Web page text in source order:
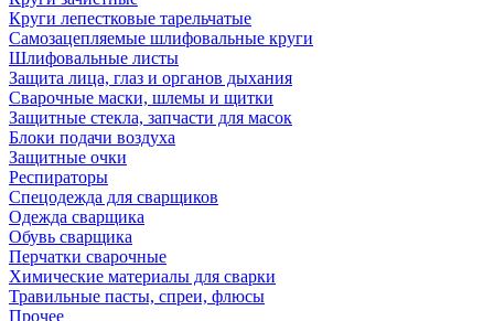
Круги лепестковые тарельчатые
Самозацепляемые шлифовальные круги
Шлифовальные листы
Защита лица, глаз и органов дыхания
Сварочные маски, шлемы и щитки
Защитные стекла, запчасти для масок
Блоки подачи воздуха
Защитные очки
Респираторы
Спецодежда для сварщиков
Одежда сварщика
Обувь сварщика
Перчатки сварочные
Химические материалы для сварки
Травильные пасты, спреи, флюсы
Прочее